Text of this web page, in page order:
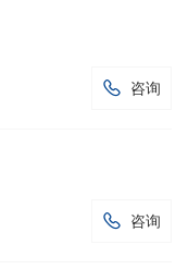
 咨询
 咨询